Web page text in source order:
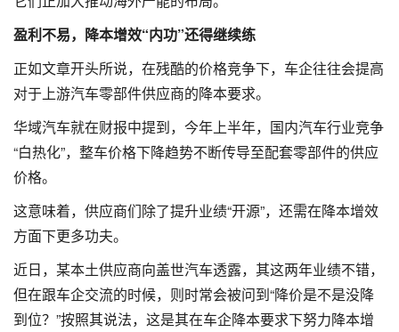
盈利不易，降本增效“内功”还得继续练
正如文章开头所说，在残酷的价格竞争下，车企往往会提高
对于上游汽车零部件供应商的降本要求。
华域汽车就在财报中提到，今年上半年，国内汽车行业竞争
“白热化”，整车价格下降趋势不断传导至配套零部件的供应
价格。
这意味着，供应商们除了提升业绩“开源”，还需在降本增效
方面下更多功夫。
近日，某本土供应商向盖世汽车透露，其这两年业绩不错，
但在跟车企交流的时候，则时常会被问到“降价是不是没降
到位？”按照其说法，这是其在车企降本要求下努力降本增